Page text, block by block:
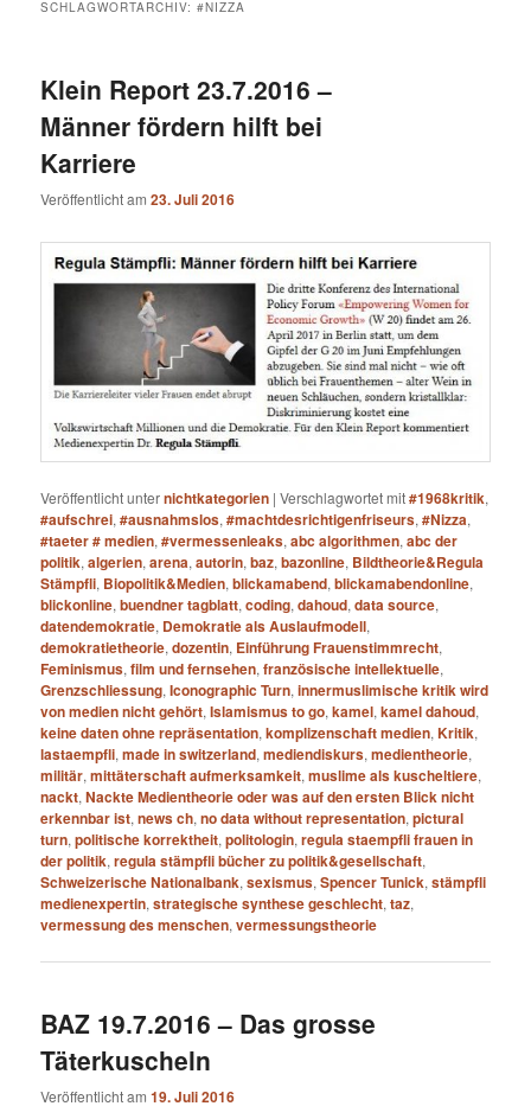
SCHLAGWORTARCHIV:#NIZZA
Klein Report 23.7.2016 –
Männer fördern hilft bei
Karriere
Veröffentlicht am23. Juli 2016
Veröffentlicht unternichtkategorien |Verschlagwortet mit#1968kritik,
#aufschrei,#ausnahmslos,#machtdesrichtigenfriseurs,#Nizza,
#taeter # medien,#vermessenleaks,abc algorithmen,abc der
politik,algerien,arena,autorin,baz,bazonline, Bildtheorie&Regula
Stämpfli, Biopolitik&Medien,blickamabend,blickamabendonline,
blickonline,buendner tagblatt,coding,dahoud,data source,
datendemokratie, Demokratie als Auslaufmodell,
demokratietheorie,dozentin, Einführung Frauenstimmrecht,
Feminismus,film und fernsehen,französische intellektuelle,
Grenzschliessung,Iconographic Turn,innermuslimische kritik wird
von medien nicht gehört,Islamismus to go,kamel,kamel dahoud,
keine daten ohne repräsentation,komplizenschaft medien,Kritik,
lastaempfli,made in switzerland,mediendiskurs,medientheorie,
militär,mittäterschaft aufmerksamkeit,muslime als kuscheltiere,
nackt,Nackte Medientheorie oder was auf den ersten Blick nicht
erkennbar ist,news ch,no data without representation,pictural
turn,politische korrektheit,politologin,regula staempfli frauen in
der politik,regula stämpfli bücher zu politik&gesellschaft,
Schweizerische Nationalbank,sexismus,Spencer Tunick,stämpfli
medienexpertin,strategische synthese geschlecht,taz,
vermessung des menschen,vermessungstheorie
BAZ 19.7.2016 – Das grosse
Täterkuscheln
Veröffentlicht am19. Juli 2016